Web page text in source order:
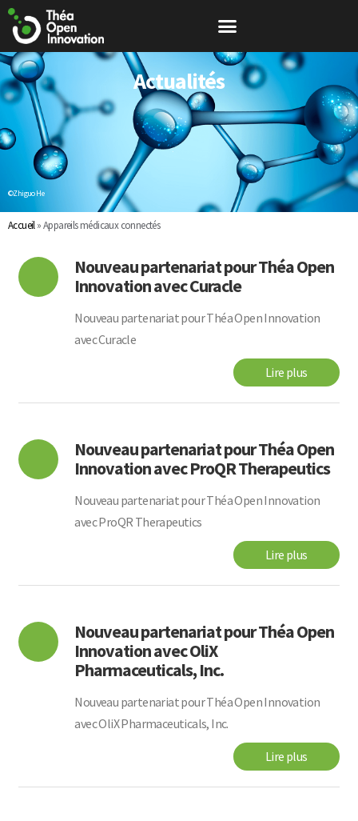
Actualités
©Zhiguo He
Accueil»Appareils médicaux connectés
Nouveau partenariat pour Théa Open
Innovation avec Curacle
Nouveau partenariat pour Théa Open Innovation
avec Curacle
Lire plus
Nouveau partenariat pour Théa Open
Innovation avec ProQR Therapeutics
Nouveau partenariat pour Théa Open Innovation
avec ProQR Therapeutics
Lire plus
Nouveau partenariat pour Théa Open
Innovation avec OliX
Pharmaceuticals, Inc.
Nouveau partenariat pour Théa Open Innovation
avec OliX Pharmaceuticals, Inc.
Lire plus